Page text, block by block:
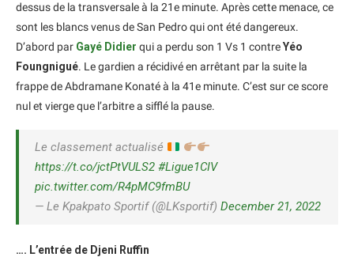
dessus de la transversale à la 21e minute. Après cette menace, ce
sont les blancs venus de San Pedro qui ont été dangereux.
D’abord par Gayé Didier qui a perdu son 1 Vs 1 contreYéo
Foungnigué. Le gardien a récidivé en arrêtant par la suite la
frappe de Abdramane Konaté à la 41e minute. C’est sur ce score
nul et vierge que l’arbitre a sifflé la pause.
Le classement actualisé
https://t.co/jctPtVULS2 #Ligue1CIV
pic.twitter.com/R4pMC9fmBU
— Le Kpakpato Sportif (@LKsportif) December 21, 2022
…. L’entrée de Djeni Ruffin